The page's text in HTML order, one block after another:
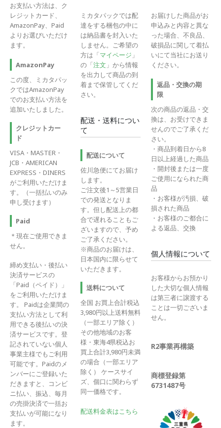
お支払い方法は、ク
レジットカード、
AmazonPay、Paid
よりお選びいただけ
ます。
AmazonPay
この度、ミカタパッ
クではAmazonPay
でのお支払い方法を
追加いたしました。
クレジットカー
ド
VISA・MASTER・
JCB・AMERICAN
EXPRESS・DINERS
がご利用いただけま
す。（一括払いのみ
申し受けます）
Paid
＊現在ご使用できま
せん。
締め支払い・後払い
決済サービスの
「Paid（ペイド）」
をご利用いただけま
す。 Paidは企業間の
支払い方法として利
用できる後払いの決
済サービスです。登
記されていない個人
事業主様でもご利用
可能です。Paidのメ
ンバーにご登録いた
だきますと、コンビ
ニ払い、振込、毎月
の売掛決済で一括お
支払いが可能になり
ます。
ミカタパックでは配
達をする梱包の中に
は納品書を封入いた
しません。ご希望の
方は「マイページ 」
の「注文 」から情報
を出力して商品の到
着まで保管してくだ
さい。
配送・送料につい
て
配送について
佐川急便にてお届け
します。
ご注文後1～5営業日
での発送となりま
す。但し配送上の都
合で遅れることもご
ざいますので、予め
ご了承ください。
※商品のお届けは、
日本国内に限らせて
いただきます。
送料について
全国 お買上合計税込
3,980円以上送料無料
（一部エリア除く）
その他地域のお客
様・東海4県税込お
買上合計3,980円未満
の場合（一部エリア
除く） ケースサイ
ズ、個口に関わらず
同一価格です。
配送料金表はこちら
お届けした商品がお
申込みと内容と異な
った場合、不良品、
破損品に関して着払
いにて当社にお送り
ください。
返品・交換の期
限
次の商品の返品・交
換は、お受けできま
せんのでご了承くだ
さい。
・商品到着日から8
日以上経過した商品
・開封後または一度
ご使用になられた商
品
・お客様が汚損、破
損された商品
・お客様のご都合に
よる返品、交換
個人情報について
お客様からお預かり
した大切な個人情報
は第三者に譲渡する
ことは一切ございま
せん。
R2事業再構築
商標登録第
6731487号